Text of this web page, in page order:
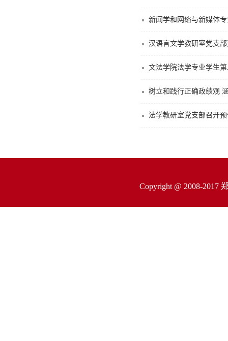
新闻学和网络与新媒体
汉语言文学教研室党支
文法学院法学专业学生
树立和践行正确政绩观
法学教研室党支部召开
Copyright @ 2008-2017